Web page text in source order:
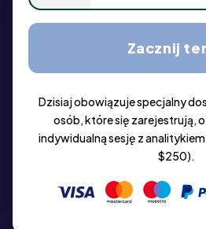
Zacznij
Dzisiaj obowiązuje specjalny
osób, które się zarejestrują,
indywidualną sesję z
$250).